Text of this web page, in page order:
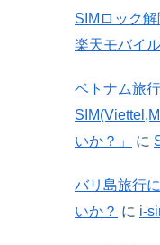
SIMロック
楽天モバイ
ベトナム旅
いか？」
に
バリ島旅行
いか？ に i-